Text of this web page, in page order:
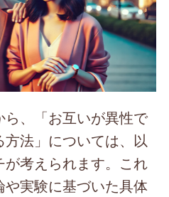
、「お互いが異性で
法」については、以
考えられます。これ
実験に基づいた具体